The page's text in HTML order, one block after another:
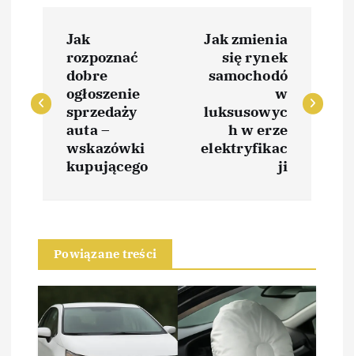
w
a
Jak
rozpoznać
dobre
ogłoszenie
sprzedaży
auta –
wskazówki
kupującego
Jak zmienia
się rynek
samochodó
w
luksusowyc
h w erze
elektryfikac
ji
Powiązane treści